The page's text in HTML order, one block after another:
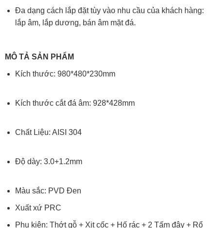
Đa dạng cách lắp đặt tùy vào nhu cầu của khách hàng:
lắp âm, lắp dương, bán âm mặt đá.
MÔ TẢ SẢN PHẨM
Kích thước: 980*480*230mm
Kích thước cắt đá âm: 928*428mm
Chất Liệu: AISI 304
Độ dày: 3.0+1.2mm
Màu sắc: PVD Đen
Xuất xứ PRC
Phụ kiện: Thớt gỗ + Xịt cốc + Hố rác + 2 Tấm đậy + Rổ